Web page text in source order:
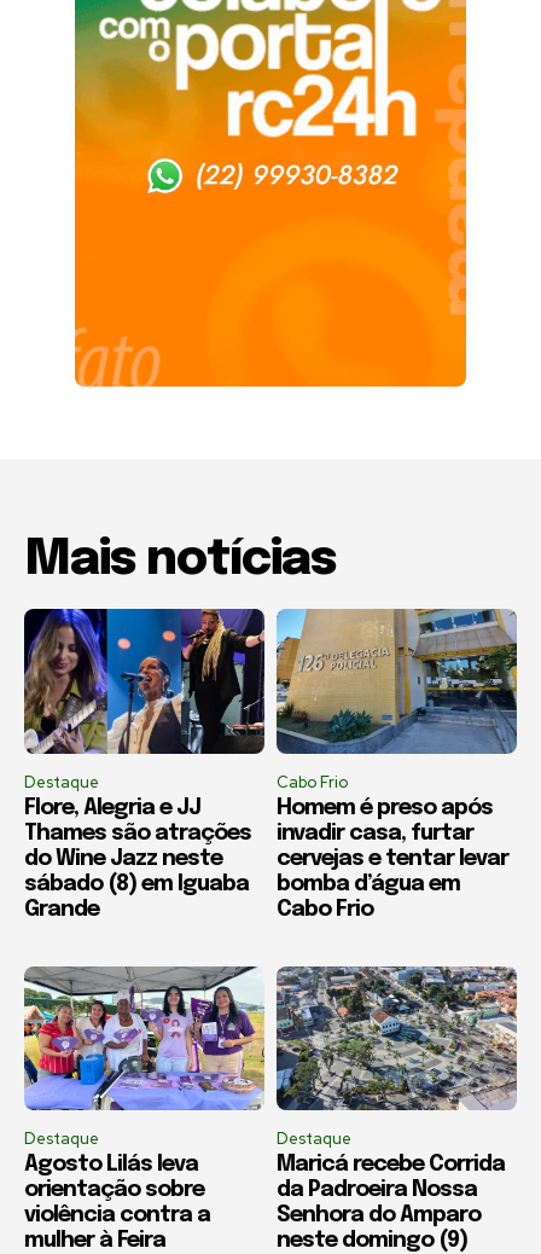
Mais notícias
Destaque
Flore, Alegria e JJ
Thames são atrações
do Wine Jazz neste
sábado (8) em Iguaba
Grande
Cabo Frio
Homem é preso após
invadir casa, furtar
cervejas e tentar levar
bomba d’água em
Cabo Frio
Destaque
Agosto Lilás leva
orientação sobre
violência contra a
mulher à Feira
Destaque
Maricá recebe Corrida
da Padroeira Nossa
Senhora do Amparo
neste domingo (9)